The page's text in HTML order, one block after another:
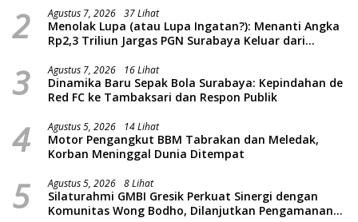
2 Agustus 7, 2026 37 Lihat
Menolak Lupa (atau Lupa Ingatan?): Menanti Angka
Rp2,3 Triliun Jargas PGN Surabaya Keluar dari
3 Agustus 7, 2026 16 Lihat
Dinamika Baru Sepak Bola Surabaya: Kepindahan de
Red FC ke Tambaksari dan Respon Publik
4 Agustus 5, 2026 14 Lihat
Motor Pengangkut BBM Tabrakan dan Meledak,
Korban Meninggal Dunia Ditempat
5 Agustus 5, 2026 8 Lihat
Silaturahmi GMBI Gresik Perkuat Sinergi dengan
Komunitas Wong Bodho, Dilanjutkan Pengamanan